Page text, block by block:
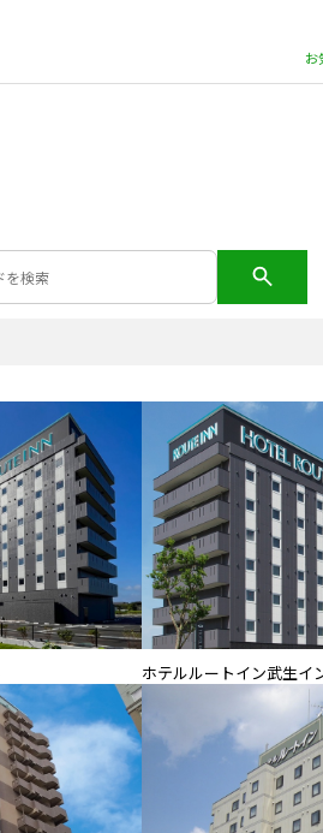
お
ホテルルートイン武生イ